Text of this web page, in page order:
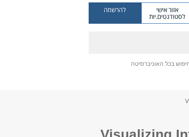
אזור אישי
לסטודנטים.יות
להרשמה
בכל האוניברסיטה